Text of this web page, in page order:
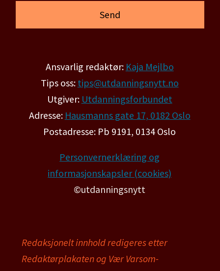
Ansvarlig redaktør: Kaja Mejlbo
Tips oss: tips@utdanningsnytt.no
Utgiver: Utdanningsforbundet
Adresse: Hausmanns gate 17, 0182 Oslo
Postadresse: Pb 9191, 0134 Oslo
Personvernerklæring og
informasjonskapsler (cookies)
©utdanningsnytt
Redaksjonelt innhold redigeres etter
Redaktørplakaten og Vær Varsom-